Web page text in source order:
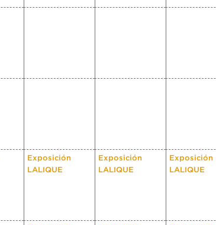
Exposición
LALIQUE
Exposición
LALIQUE
Exposición
LALIQUE